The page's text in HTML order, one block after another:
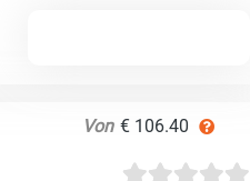
Von € 106.40